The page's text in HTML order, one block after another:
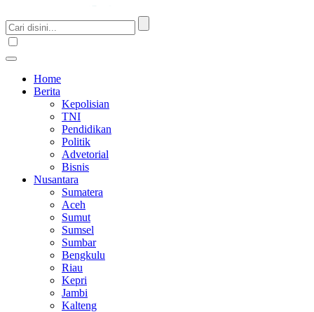
Home
Berita
Kepolisian
TNI
Pendidikan
Politik
Advetorial
Bisnis
Nusantara
Sumatera
Aceh
Sumut
Sumsel
Sumbar
Bengkulu
Riau
Kepri
Jambi
Kalteng